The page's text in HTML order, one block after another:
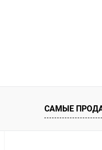
САМЫЕ